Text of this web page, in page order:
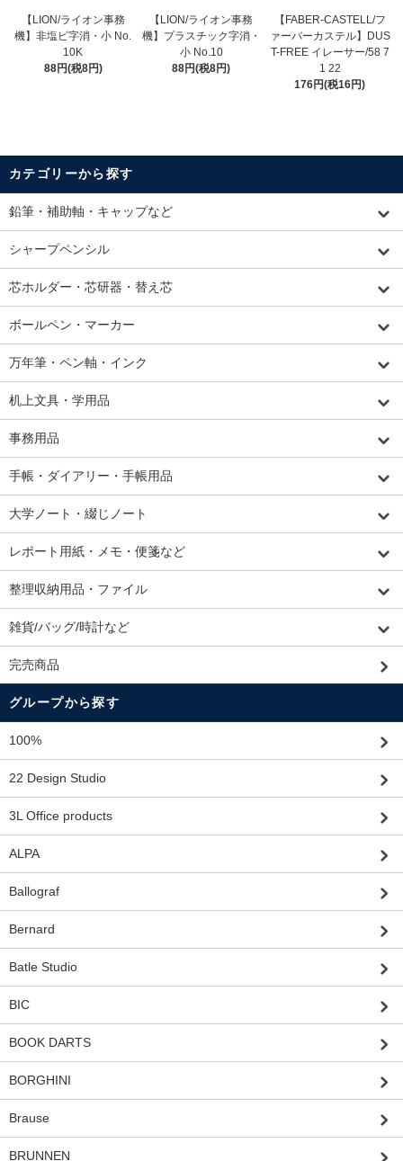
【LION/ライオン事務
機】非塩ビ字消・小 No.
10K
88円(税8円)
【LION/ライオン事務
機】プラスチック字消・
小 No.10
88円(税8円)
【FABER-CASTELL/フ
ァーバーカステル】DUS
T-FREE イレーサー/58 7
1 22
176円(税16円)
カテゴリーから探す
鉛筆・補助軸・キャップなど
シャープペンシル
芯ホルダー・芯研器・替え芯
ボールペン・マーカー
万年筆・ペン軸・インク
机上文具・学用品
事務用品
手帳・ダイアリー・手帳用品
大学ノート・綴じノート
レポート用紙・メモ・便箋など
整理収納用品・ファイル
雑貨/バッグ/時計など
完売商品
グループから探す
100%
22 Design Studio
3L Office products
ALPA
Ballograf
Bernard
Batle Studio
BIC
BOOK DARTS
BORGHINI
Brause
BRUNNEN